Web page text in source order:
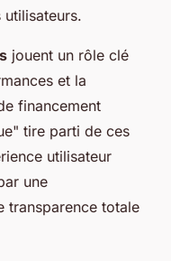
jouent un rôle clé
et la
financement
tire parti de ces
utilisateur
une
transparence totale